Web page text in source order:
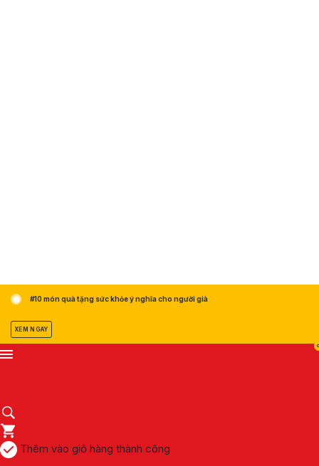
#10 món quà tặng sức khỏe ý nghĩa cho người già
XEM NGAY
0
Thêm vào giỏ hàng thành công